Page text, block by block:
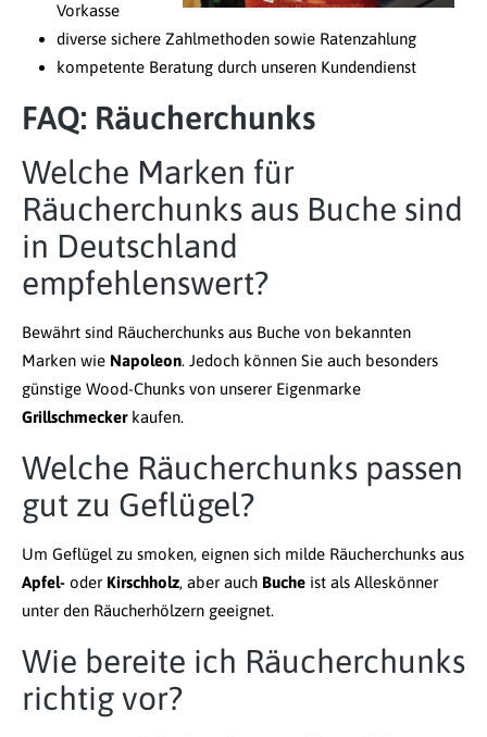
Vorkasse
diverse sichere Zahlmethoden sowie Ratenzahlung
kompetente Beratung durch unseren Kundendienst
FAQ: Räucherchunks
Welche Marken für
Räucherchunks aus Buche sind
in Deutschland
empfehlenswert?
Bewährt sind Räucherchunks aus Buche von bekannten
Marken wie Napoleon. Jedoch können Sie auch besonders
günstige Wood-Chunks von unserer Eigenmarke
Grillschmeckerkaufen.
Welche Räucherchunks passen
gut zu Geflügel?
Um Geflügel zu smoken, eignen sich milde Räucherchunks aus
Apfel- oder Kirschholz, aber auch Buche ist als Alleskönner
unter den Räucherhölzern geeignet.
Wie bereite ich Räucherchunks
richtig vor?